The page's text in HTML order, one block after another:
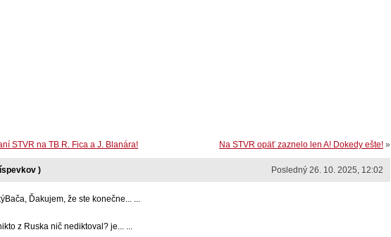
Na STVR opäť zaznelo len A! Dokedy ešte! »
STVR na TB R. Fica a J. Blanára!
Posledný 26. 10. 2025, 12:02
)
Ďakujem, že ste konečne... ...
z Ruska nič nediktoval? je... ...